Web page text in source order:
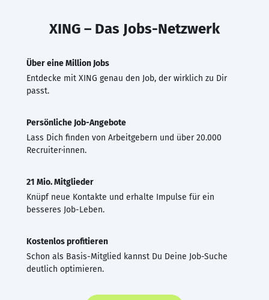
XING – Das Jobs-Netzwerk
Über eine Million Jobs
Entdecke mit XING genau den Job, der wirklich zu Dir
passt.
Persönliche Job-Angebote
Lass Dich finden von Arbeitgebern und über 20.000
Recruiter·innen.
21 Mio. Mitglieder
Knüpf neue Kontakte und erhalte Impulse für ein
besseres Job-Leben.
Kostenlos profitieren
Schon als Basis-Mitglied kannst Du Deine Job-Suche
deutlich optimieren.